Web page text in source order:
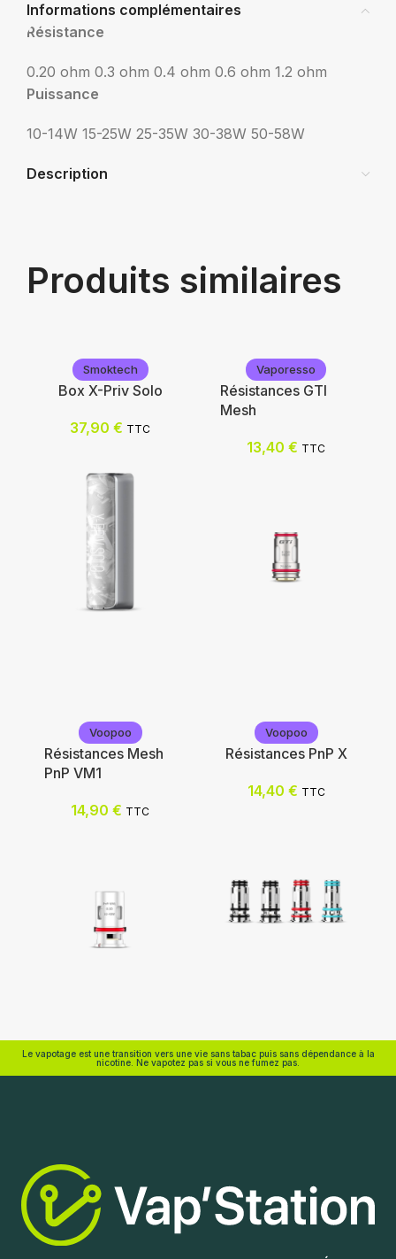
Informations complémentaires
Résistance
0.20 ohm 0.3 ohm 0.4 ohm 0.6 ohm 1.2 ohm
Puissance
10-14W 15-25W 25-35W 30-38W 50-58W
Description
Produits similaires
Smoktech
Box X-Priv Solo
37,90 € TTC
Choix des options
Vaporesso
Résistances GTI
Mesh
13,40 € TTC
Voopoo
Résistances Mesh
PnP VM1
14,90 € TTC
Ajouter au panier
Voopoo
Résistances PnP X
14,40 € TTC
Le vapotage est une transition vers une vie sans tabac puis sans dépendance à la
nicotine. Ne vapotez pas si vous ne fumez pas.